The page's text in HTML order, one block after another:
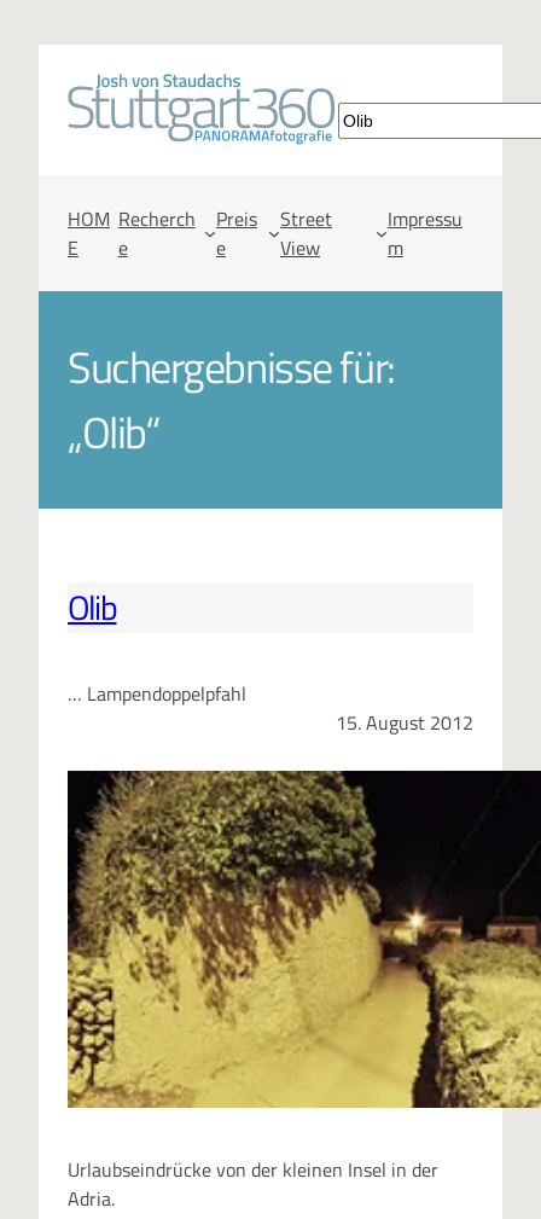
S
h
n
HOM
E
Recherch
e
Preis
e
Street
View
Impressu
m
Suchergebnisse für:
„Olib“
Olib
… Lampendoppelpfahl
15. August 2012
Urlaubseindrücke von der kleinen Insel in der
Adria.